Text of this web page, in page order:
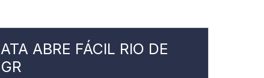
ABRE FÁCIL RIO DE